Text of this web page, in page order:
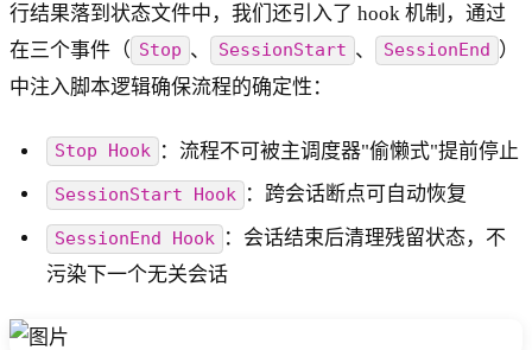
行结果落到状态文件中，我们还引入了 hook 机制，通过
在三个事件（ Stop 、 SessionStart 、 SessionEnd
）
中注入脚本逻辑确保流程的确定性：
Stop Hook ：流程不可被主调度器"偷懒式"提前停止
SessionStart Hook ：跨会话断点可自动恢复
SessionEnd Hook ：会话结束后清理残留状态，不
污染下一个无关会话